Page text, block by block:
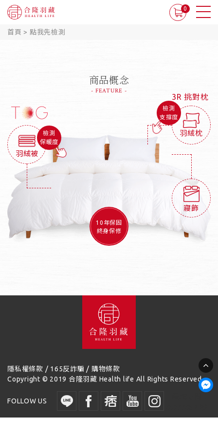
0
首頁 > 點我先檢測
商品概念
- FEATURE -
檢測
支撐度
羽絨枕
3R 挑對枕
寢飾
檢測
保暖度
羽絨被
10年保固
終身保修
隱私權條款 / 165反詐騙 / 購物條款
Copyright © 2019 合隆羽藏 Health life All Rights Reserved.
FOLLOW US